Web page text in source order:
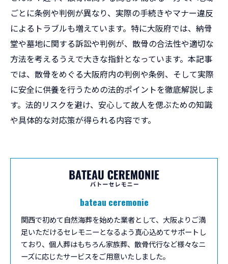
ごとに条例や判例が異なり、実際の手続きやマナー違反
によるトラブルも増えています。特に大阪府では、納骨
堂や墓地に関する訴訟や判例が、散骨の合法性や適切な
方法を考えるうえで大きな指針となっています。本記事
では、散骨をめぐる大阪府内の判例や条例、そして実際
に安全に供養を行うための法的ポイントを徹底解説しま
す。法的リスクを避け、安心して故人を偲ぶための知識
や具体的な対応策が得られる内容です。
bateau ceremonie
関西で初めて自然海葬を始めた業者として、大阪よりご満
足いただけるセレモニーとなるよう真心込めてサポートし
ており、個人葬はもちろん家族葬、散骨代行など様々なニ
ーズに応じたサービスをご用意いたしました。